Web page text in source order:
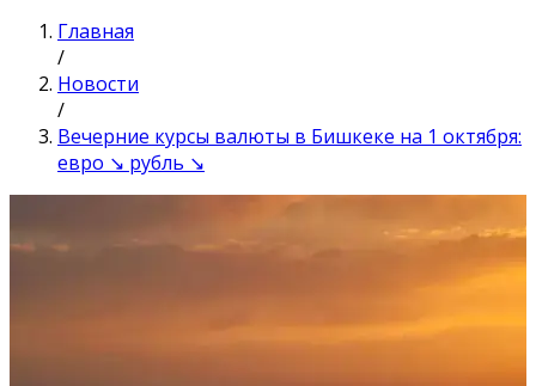
Главная
/
Новости
/
Вечерние курсы валюты в Бишкеке на 1 октября:
евро ↘ рубль ↘